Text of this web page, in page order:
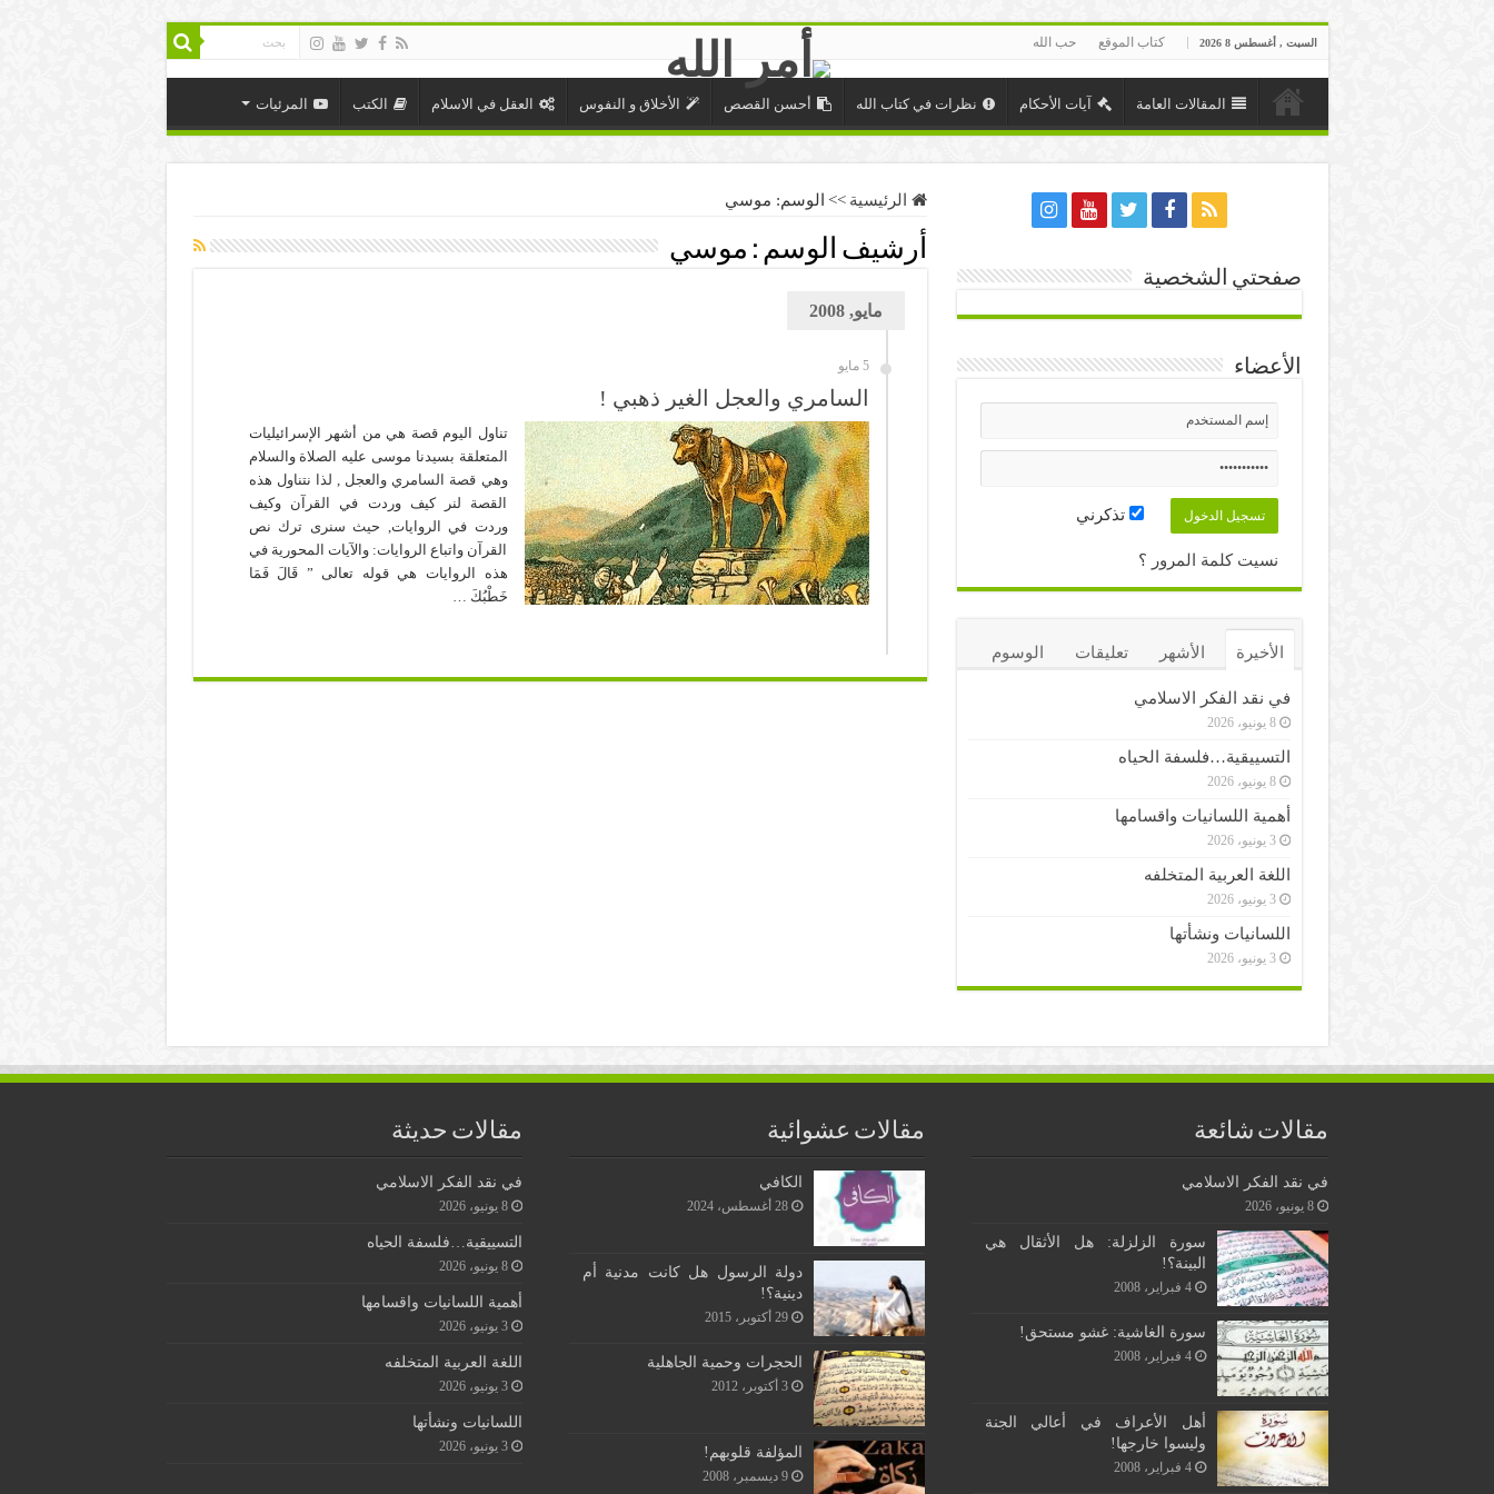
السبت , أغسطس 8 2026 كتاب الموقع حب الله
المقالات العامة آيات الأحكام نظرات في كتاب الله أحسن القصص الأخلاق و النفوس العقل في الاسلام الكتب المرئيات
الرئيسية >> الوسم: موسي
أرشيف الوسم : موسي
مايو, 2008
5 مايو
السامري والعجل الغير ذهبي !
تناول اليوم قصة هي من أشهر الإسرائيليات
المتعلقة بسيدنا موسى عليه الصلاة والسلام
وهي قصة السامري والعجل , لذا نتناول هذه
القصة لنر كيف وردت في القرآن وكيف
وردت في الروايات, حيث سنرى ترك نص
القرآن واتباع الروايات: والآيات المحورية في
هذه الروايات هي قوله تعالى ” قَالَ فَمَا
خَطْبُكَ …
صفحتي الشخصية
الأعضاء
تذكرني
نسيت كلمة المرور ؟
الأخيرة الأشهر تعليقات الوسوم
في نقد الفكر الاسلامي
8 يونيو، 2026
التسييقية…فلسفة الحياه
8 يونيو، 2026
أهمية اللسانيات واقسامها
3 يونيو، 2026
اللغة العربية المتخلفه
3 يونيو، 2026
اللسانيات ونشأتها
3 يونيو، 2026
مقالات شائعة
في نقد الفكر الاسلامي
8 يونيو، 2026
سورة الزلزلة: هل الأثقال هي
البينة؟!
4 فبراير، 2008
سورة الغاشية: غشو مستحق!
4 فبراير، 2008
أهل الأعراف في أعالي الجنة
وليسوا خارجها!
4 فبراير، 2008
مقالات عشوائية
الكافي
28 أغسطس، 2024
دولة الرسول هل كانت مدنية أم
دينية؟!
29 أكتوبر، 2015
الحجرات وحمية الجاهلية
3 أكتوبر، 2012
المؤلفة قلوبهم!
9 ديسمبر، 2008
مقالات حديثة
في نقد الفكر الاسلامي
8 يونيو، 2026
التسييقية…فلسفة الحياه
8 يونيو، 2026
أهمية اللسانيات واقسامها
3 يونيو، 2026
اللغة العربية المتخلفه
3 يونيو، 2026
اللسانيات ونشأتها
3 يونيو، 2026